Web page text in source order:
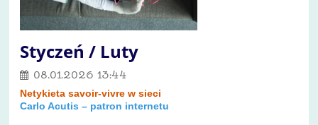
Styczeń / Luty
08.01.2026 13:44
Netykieta savoir-vivre w sieci
Carlo Acutis – patron internetu